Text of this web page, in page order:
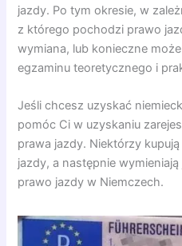
jazdy. Po tym okresie, w
z którego pochodzi prawo
wymiana, lub konieczne
egzaminu teoretycznego i
Jeśli chcesz uzyskać
pomóc Ci w uzyskaniu
prawa jazdy. Niektórzy
jazdy, a następnie
prawo jazdy w Niemczech.